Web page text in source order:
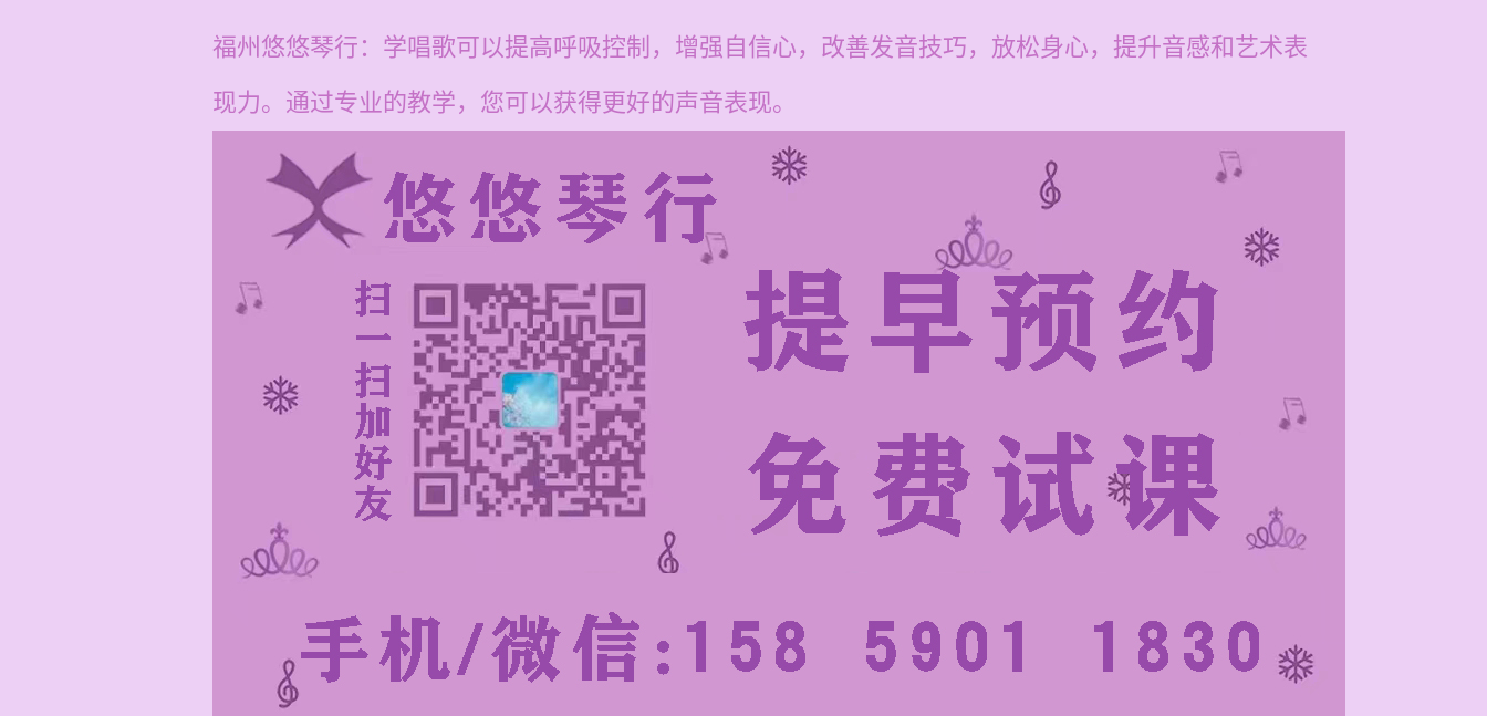
福州悠悠琴行：学唱歌可以提高呼吸控制，增强自信心，改善发音技巧，放松身心，提升音感和艺术表
现力。通过专业的教学，您可以获得更好的声音表现。